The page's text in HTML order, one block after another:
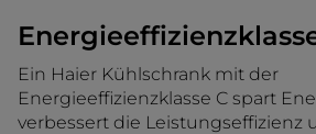
Ein Haier Kühlschrank mit der
Energieeffizienzklasse C spart
verbessert die Leistungseffizienz